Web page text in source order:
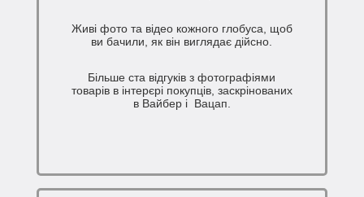
Живі фото та відео кожного глобуса, щоб
ви бачили, як він виглядає дійсно.
Більше ста відгуків з фотографіями
товарів в інтерєрі покупців, заскрінованих
в Вайбер і Вацап.